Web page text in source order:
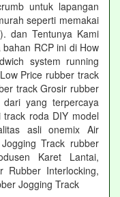
untuk lapangan
seperti memakai
dan Tentunya Kami
RCP ini di How
system running
Price rubber track
track Grosir rubber
yang terpercaya
roda DIY model
asli onemix Air
Track rubber
Karet Lantai,
Rubber Interlocking,
Jogging Track